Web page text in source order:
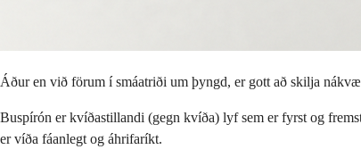
Áður en við förum í smáatriði um þyngd, er gott að skilja
Buspírón er kvíðastillandi (gegn kvíða) lyf sem er fyrst og
er víða fáanlegt og áhrifaríkt.